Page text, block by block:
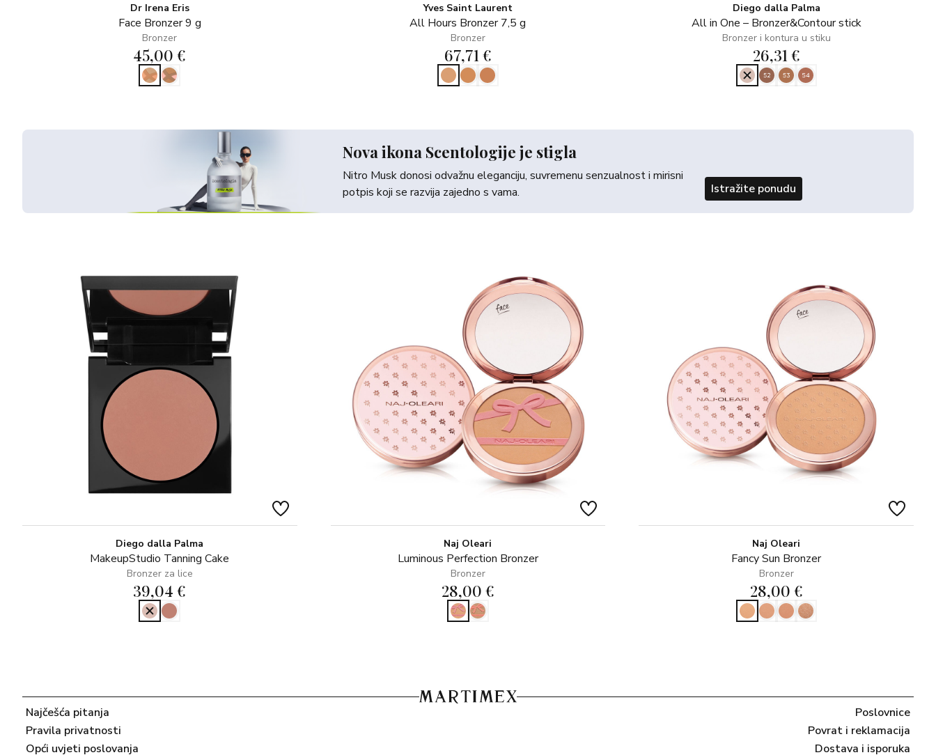
Dr Irena Eris
Face Bronzer 9 g
Bronzer
45,00 €
Yves Saint Laurent
All Hours Bronzer 7,5 g
Bronzer
67,71 €
Nova ikona Scentologije je stigla
Nitro Musk donosi odvažnu eleganciju, suvremenu senzualnost i mirisni
potpis koji se razvija zajedno s vama.
Istražite ponudu
Diego dalla Palma
All in One – Bronzer&Contour stick
Bronzer i kontura u stiku
26,31 €
Diego dalla Palma
MakeupStudio Tanning Cake
Bronzer za lice
39,04 €
Naj Oleari
Luminous Perfection Bronzer
Bronzer
28,00 €
Naj Oleari
Fancy Sun Bronzer
Bronzer
28,00 €
Najčešća pitanja
Pravila privatnosti
Opći uvjeti poslovanja
Poslovnice
Povrat i reklamacija
Dostava i isporuka